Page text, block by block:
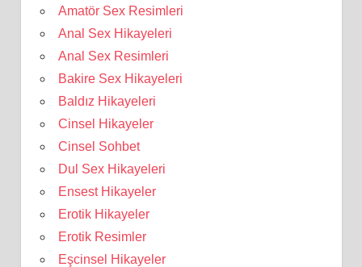
Amatör Sex Resimleri
Anal Sex Hikayeleri
Anal Sex Resimleri
Bakire Sex Hikayeleri
Baldız Hikayeleri
Cinsel Hikayeler
Cinsel Sohbet
Dul Sex Hikayeleri
Ensest Hikayeler
Erotik Hikayeler
Erotik Resimler
Eşcinsel Hikayeler